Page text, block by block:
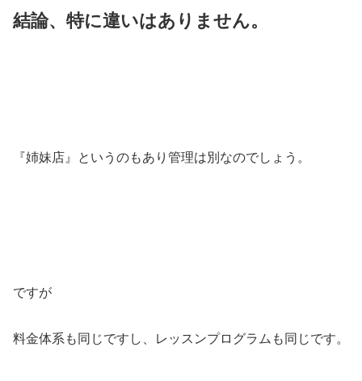
結論、特に違いはありません。
『姉妹店』というのもあり管理は別なのでしょう。
ですが
料金体系も同じですし、レッスンプログラムも同じです。